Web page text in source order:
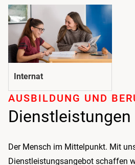
Internat
Dienstleistungen
AUSBILDUNG UND
Der Mensch im Mittelpunkt. Mit
Dienstleistungsangebot schaffen